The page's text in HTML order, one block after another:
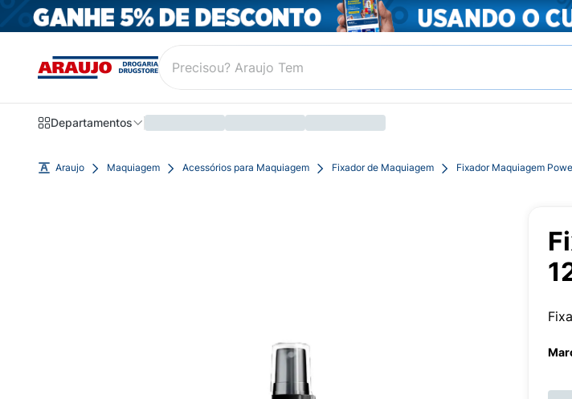
Departamentos
Araujo Maquiagem Acessórios para Maquiagem Fixador de Maquiagem Fixador Maquiagem